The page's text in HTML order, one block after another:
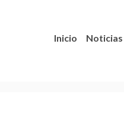
Inicio Noticias